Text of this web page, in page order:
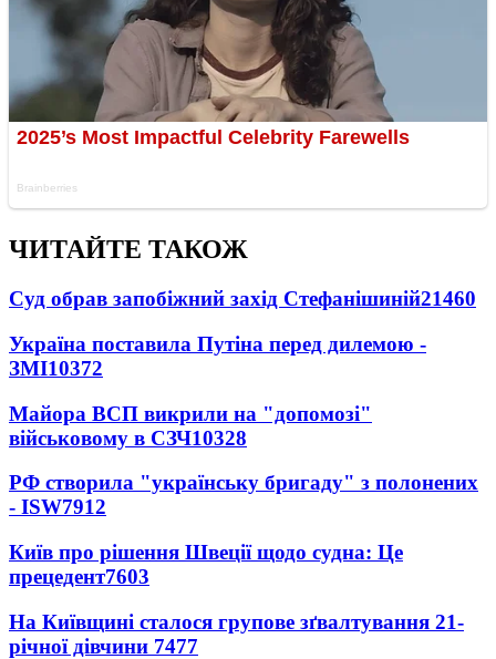
ЧИТАЙТЕ ТАКОЖ
Суд обрав запобіжний захід Стефанішиній21460
Україна поставила Путіна перед дилемою -
ЗМІ10372
Майора ВСП викрили на "допомозі"
військовому в СЗЧ10328
РФ створила "українську бригаду" з полонених
- ISW7912
Київ про рішення Швеції щодо судна: Це
прецедент7603
На Київщині сталося групове зґвалтування 21-
річної дівчини 7477